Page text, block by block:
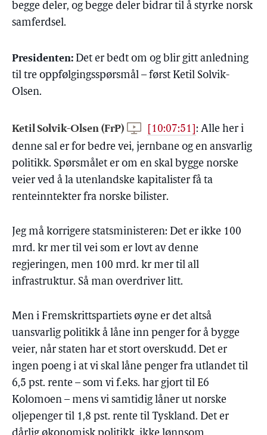
begge deler, og begge deler bidrar til å styrke norsk
samferdsel.
Presidenten: Det er bedt om og blir gitt anledning
til tre oppfølgingsspørsmål – først Ketil Solvik-
Olsen.
Ketil Solvik-Olsen (FrP) [10:07:51] : Alle her i
denne sal er for bedre vei, jernbane og en ansvarlig
politikk. Spørsmålet er om en skal bygge norske
veier ved å la utenlandske kapitalister få ta
renteinntekter fra norske bilister.
Jeg må korrigere statsministeren: Det er ikke 100
mrd. kr mer til vei som er lovt av denne
regjeringen, men 100 mrd. kr mer til all
infrastruktur. Så man overdriver litt.
Men i Fremskrittspartiets øyne er det altså
uansvarlig politikk å låne inn penger for å bygge
veier, når staten har et stort overskudd. Det er
ingen poeng i at vi skal låne penger fra utlandet til
6,5 pst. rente – som vi f.eks. har gjort til E6
Kolomoen – mens vi samtidig låner ut norske
oljepenger til 1,8 pst. rente til Tyskland. Det er